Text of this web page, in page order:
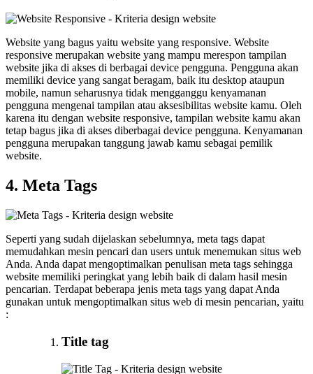
Website yang bagus yaitu website yang responsive. Website
responsive merupakan website yang mampu merespon tampilan
website jika di akses di berbagai device pengguna. Pengguna akan
memiliki device yang sangat beragam, baik itu desktop ataupun
mobile, namun seharusnya tidak mengganggu kenyamanan
pengguna mengenai tampilan atau aksesibilitas website kamu. Oleh
karena itu dengan website responsive, tampilan website kamu akan
tetap bagus jika di akses diberbagai device pengguna. Kenyamanan
pengguna merupakan tanggung jawab kamu sebagai pemilik
website.
4. Meta Tags
Seperti yang sudah dijelaskan sebelumnya, meta tags dapat
memudahkan mesin pencari dan users untuk menemukan situs web
Anda. Anda dapat mengoptimalkan penulisan meta tags sehingga
website memiliki peringkat yang lebih baik di dalam hasil mesin
pencarian. Terdapat beberapa jenis meta tags yang dapat Anda
gunakan untuk mengoptimalkan situs web di mesin pencarian, yaitu
:
Title tag